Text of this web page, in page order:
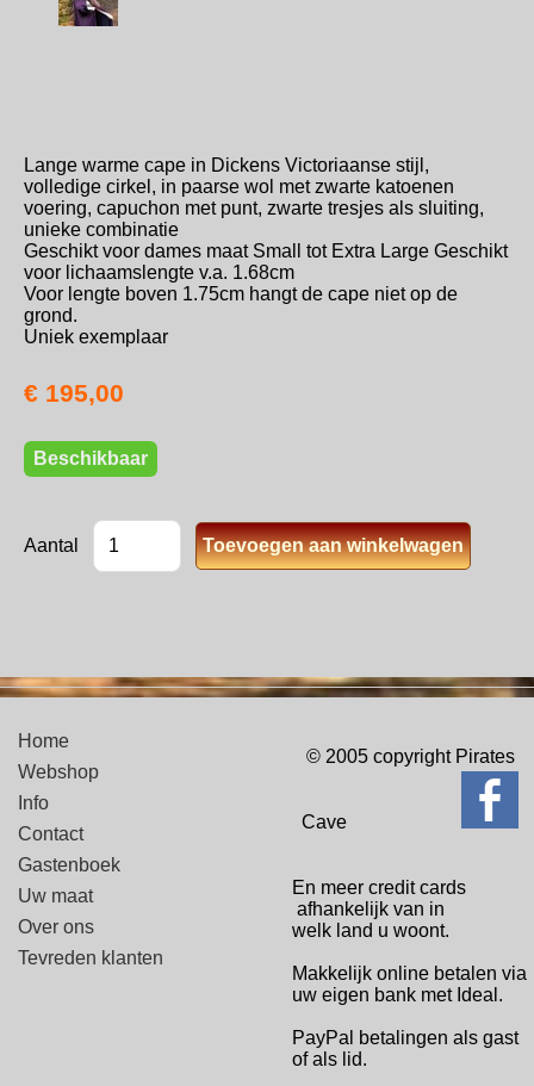
Lange warme cape in Dickens Victoriaanse stijl,
volledige cirkel, in paarse wol met zwarte katoenen
voering, capuchon met punt, zwarte tresjes als sluiting,
unieke combinatie
Geschikt voor dames maat Small tot Extra Large Geschikt
voor lichaamslengte v.a. 1.68cm
Voor lengte boven 1.75cm hangt de cape niet op de
grond.
Uniek exemplaar
€ 195,00
Beschikbaar
Aantal
Home
Webshop
Info
Contact
Gastenboek
Uw maat
Over ons
Tevreden klanten
© 2005 copyright Pirates
Cave
En meer credit cards
afhankelijk van in
welk land u woont.
Makkelijk online betalen via
uw eigen bank met Ideal.
PayPal betalingen als gast
of als lid.